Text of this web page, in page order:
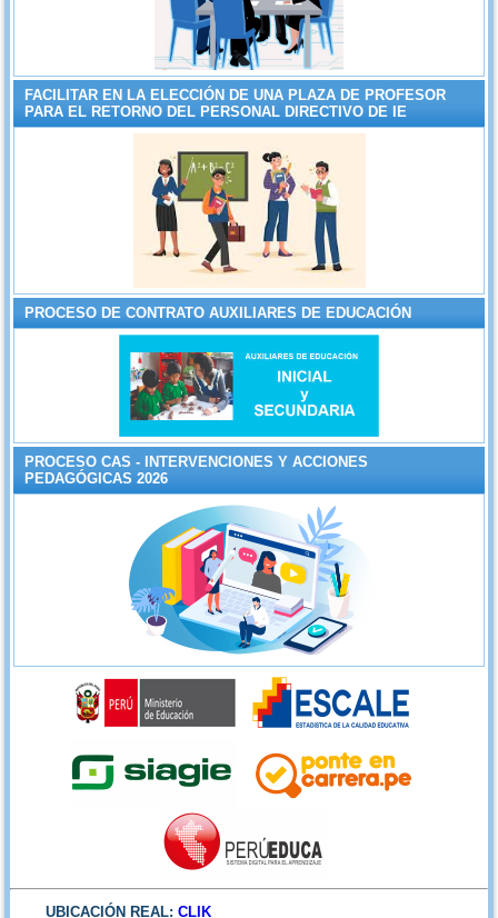
FACILITAR EN LA ELECCIÓN DE UNA PLAZA DE PROFESOR
PARA EL RETORNO DEL PERSONAL DIRECTIVO DE IE
PROCESO DE CONTRATO AUXILIARES DE EDUCACIÓN
PROCESO CAS - INTERVENCIONES Y ACCIONES
PEDAGÓGICAS 2026
UBICACIÓN REAL:CLIK